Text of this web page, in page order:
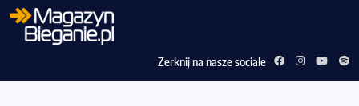
Zerknij na nasze sociale